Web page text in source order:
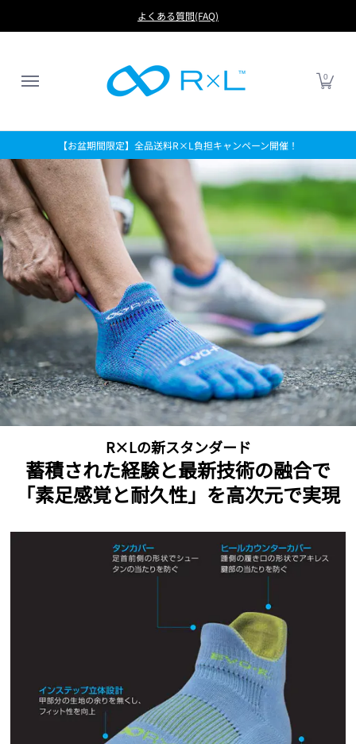
FOOTBALL LIFE
よくある質問(FAQ)
0
【お盆期間限定】全品送料R×L負担キャンペーン開催！
R×Lの新スタンダード
蓄積された経験と最新技術の融合で
「素足感覚と耐久性」を高次元で実現